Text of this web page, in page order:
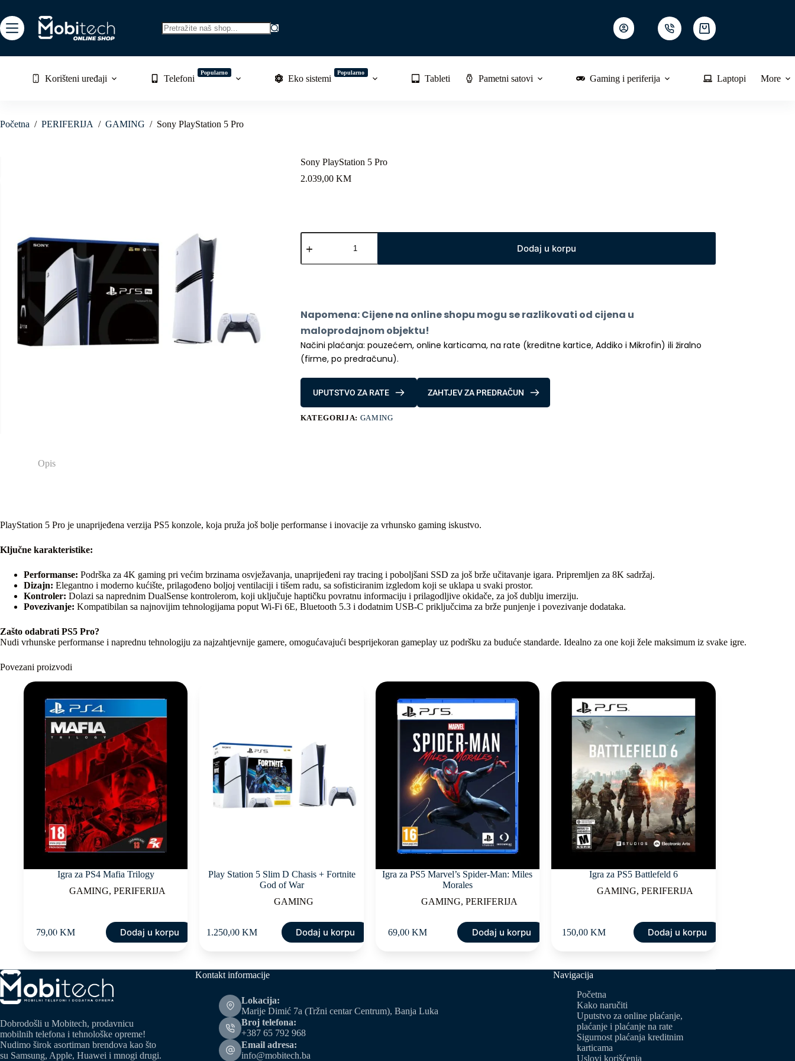
to
content
Shopping
cart
Korišteni uređaji Telefoni
Popularno
Eko sistemi
Popularno
Tableti Pametni satovi Gaming i periferija Laptopi More
Početna / PERIFERIJA / GAMING / Sony PlayStation 5 Pro
Sony PlayStation 5 Pro
2.039,00 KM
Sony
PlayStation
Pro
Dodaj u korpu
Napomena: Cijene na online shopu mogu se razlikovati od cijena u
maloprodajnom objektu!
Načini plaćanja: pouzećem, online karticama, na rate (kreditne kartice, Addiko i Mikrofin) ili žiralno
(firme, po predračunu).
UPUTSTVO ZA RATE ZAHTJEV ZA PREDRAČUN
KATEGORIJA: GAMING
Opis
PlayStation 5 Pro je unaprijeđena verzija PS5 konzole, koja pruža još bolje performanse i inovacije za vrhunsko gaming iskustvo.
Ključne karakteristike:
Performanse: Podrška za 4K gaming pri većim brzinama osvježavanja, unaprijeđeni ray tracing i poboljšani SSD za još brže učitavanje igara. Pripremljen za 8K sadržaj.
Dizajn: Elegantno i moderno kućište, prilagođeno boljoj ventilaciji i tišem radu, sa sofisticiranim izgledom koji se uklapa u svaki prostor.
Kontroler: Dolazi sa naprednim DualSense kontrolerom, koji uključuje haptičku povratnu informaciju i prilagodljive okidače, za još dublju imerziju.
Povezivanje: Kompatibilan sa najnovijim tehnologijama poput Wi-Fi 6E, Bluetooth 5.3 i dodatnim USB-C priključcima za brže punjenje i povezivanje dodataka.
Zašto odabrati PS5 Pro?
Nudi vrhunske performanse i naprednu tehnologiju za najzahtjevnije gamere, omogućavajući besprijekoran gameplay uz podršku za buduće standarde. Idealno za one koji žele maksimum iz svake igre.
Povezani proizvodi
Igra za PS4 Mafia Trilogy
GAMING,PERIFERIJA
79,00KM Dodaj u korpu
Play Station 5 Slim D Chasis + Fortnite
God of War
GAMING
1.250,00 KM Dodaj u korpu
Igra za PS5 Marvel’s Spider-Man: Miles
Morales
GAMING, PERIFERIJA
69,00KM Dodaj u korpu
Igra za PS5 Battlefeld 6
GAMING,PERIFERIJA
150,00 KM Dodaj u korpu
Dobrodošli u Mobitech, prodavnicu
mobilnih telefona i tehnološke opreme!
Nudimo širok asortiman brendova kao što
su Samsung, Apple, Huawei i mnogi drugi.
Kontakt informacije
Lokacija:
Marije Dimić 7a (Tržni centar Centrum), Banja Luka
Broj telefona:
+387 65 792 968
Email adresa:
info@mobitech.ba
Navigacija
Početna
Kako naručiti
Uputstvo za online plaćanje,
plaćanje i plaćanje na rate
Sigurnost plaćanja kreditnim
karticama
Uslovi korišćenja